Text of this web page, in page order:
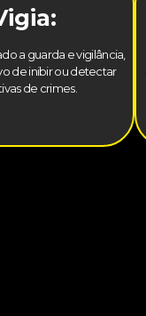
a guarda e vigilância,
de inibir ou detectar
de crimes.